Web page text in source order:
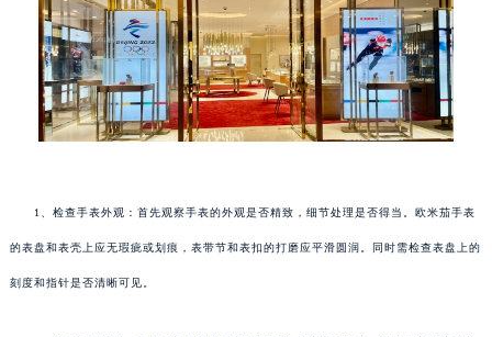
1、检查手表外观：首先观察手表的外观是否精致，细节处理是否得当。欧米茄手表
的表盘和表壳上应无瑕疵或划痕，表带节和表扣的打磨应平滑圆润。同时需检查表盘上的
刻度和指针是否清晰可见。